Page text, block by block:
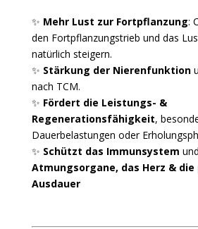
✨ Mehr Lust zur Fortpflanzung:
den Fortpflanzungstrieb und das
natürlich steigern.
✨ Stärkung der Nierenfunktion
nach TCM.
✨ Fördert die Leistungs- &
Regenerationsfähigkeit,
Dauerbelastungen oder
✨ Schützt das Immunsystem
Atmungsorgane, das Herz & die
Ausdauer